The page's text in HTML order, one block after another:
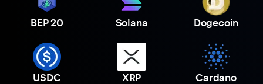
BEP 20 Solana Dogecoin
USDC XRP Cardano